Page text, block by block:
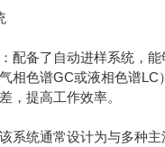
备了自动进样系统，能
相色谱GC或液相色谱LC
，提高工作效率。
统通常设计为与多种主